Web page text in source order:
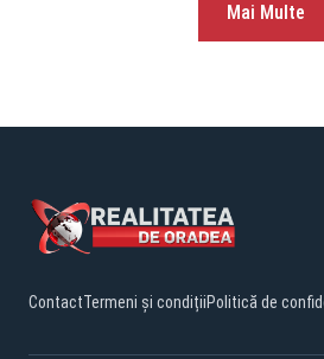
Mai Multe
ContactTermeni și condițiiPolitică de